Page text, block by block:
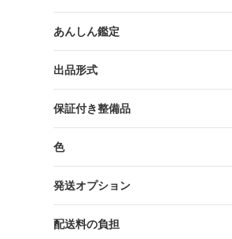
あんしん鑑定
出品形式
保証付き整備品
色
発送オプション
配送料の負担